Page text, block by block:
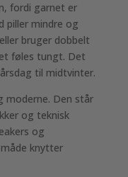
fordi garnet er
piller mindre og
bruger dobbelt
føles tungt. Det
til midtvinter.
moderne. Den står
og teknisk
og
knytter